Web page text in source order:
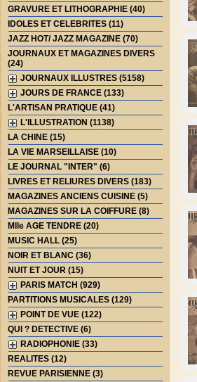
GRAVURE ET LITHOGRAPHIE (40)
IDOLES ET CELEBRITES (11)
JAZZ HOT/ JAZZ MAGAZINE (70)
JOURNAUX ET MAGAZINES DIVERS
(24)
JOURNAUX ILLUSTRES (5158)
JOURS DE FRANCE (133)
L'ARTISAN PRATIQUE (41)
L'ILLUSTRATION (1138)
LA CHINE (15)
LA VIE MARSEILLAISE (10)
LE JOURNAL "INTER" (6)
LIVRES ET RELIURES DIVERS (183)
MAGAZINES ANCIENS CUISINE (5)
MAGAZINES SUR LA COIFFURE (8)
Mlle AGE TENDRE (20)
MUSIC HALL (25)
NOIR ET BLANC (36)
NUIT ET JOUR (15)
PARIS MATCH (929)
PARTITIONS MUSICALES (129)
POINT DE VUE (122)
QUI ? DETECTIVE (6)
RADIOPHONIE (33)
REALITES (12)
REVUE PARISIENNE (3)